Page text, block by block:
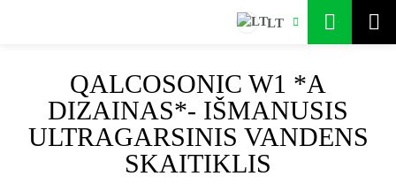
LT
QALCOSONIC W1 *A
DIZAINAS*- IŠMANUSIS
ULTRAGARSINIS VANDENS
SKAITIKLIS